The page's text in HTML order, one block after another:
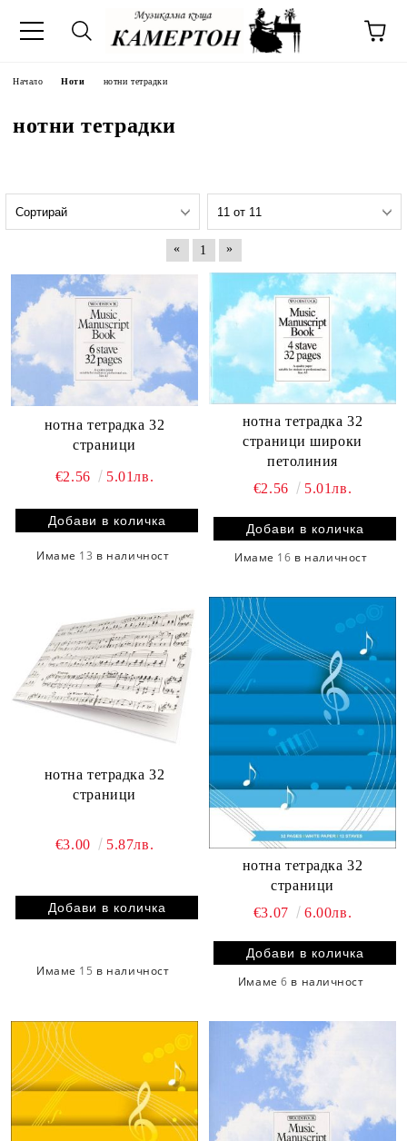
Начало Ноти нотни тетрадки
нотни тетрадки
« 1 »
нотна тетрадка 32
страници
€2.56 5.01лв.
Имаме 13 в наличност
нотна тетрадка 32
страници широки
петолиния
€2.56
5.01лв.
Имаме 16 в наличност
нотна тетрадка 32
страници
€3.00 5.87лв.
Имаме 15 в наличност
нотна тетрадка 32
страници
€3.07
6.00лв.
Имаме6 в наличност